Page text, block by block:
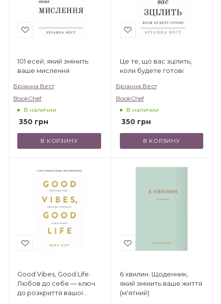
101 есей, який змінить
ваше мислення
Бріанна Вест
BookChef
В наличии
350 грн
В КОРЗИНУ
Це те, що вас зцілить,
коли будете готові
Бріанна Вест
BookChef
В наличии
350грн
В КОРЗИНУ
Good Vibes, Good Life.
Любов до себе — ключ
до розкриття вашої
6 хвилин. Щоденник,
який змінить ваше життя
(м'ятний)